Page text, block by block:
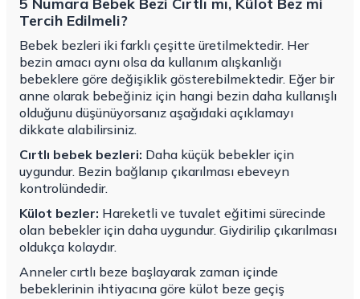
5 Numara Bebek Bezi Cırtlı mı, Külot Bez mi
Tercih Edilmeli?
Bebek bezleri iki farklı çeşitte üretilmektedir. Her
bezin amacı aynı olsa da kullanım alışkanlığı
bebeklere göre değişiklik gösterebilmektedir. Eğer bir
anne olarak bebeğiniz için hangi bezin daha kullanışlı
olduğunu düşünüyorsanız aşağıdaki açıklamayı
dikkate alabilirsiniz.
Cırtlı bebek bezleri: Daha küçük bebekler için
uygundur. Bezin bağlanıp çıkarılması ebeveyn
kontrolündedir.
Külot bezler: Hareketli ve tuvalet eğitimi sürecinde
olan bebekler için daha uygundur. Giydirilip çıkarılması
oldukça kolaydır.
Anneler cırtlı beze başlayarak zaman içinde
bebeklerinin ihtiyacına göre külot beze geçiş